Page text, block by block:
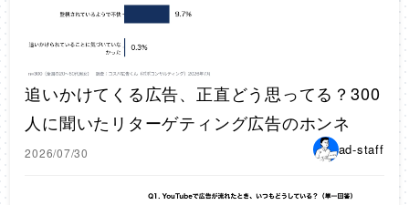
追いかけてくる広告、正直どう思ってる？300
人に聞いたリターゲティング広告のホンネ
2026/07/30 ad-staff